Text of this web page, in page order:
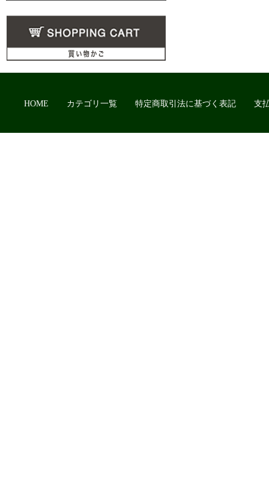
HOME カテゴリ一覧 特定商取引法に基づく表記 支